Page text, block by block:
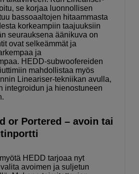
se korjaa luonnollisen
bassoaaltojen hitaammasta
korkeampiin taajuuksiin
seurauksena äänikuva on
ovat selkeämmät ja
ja
HEDD-subwoofereiden
mahdollistaa myös
Lineariser-tekniikan avulla,
integroidun ja hienostuneen
or Portered – avoin tai
HEDD tarjoaa nyt
avoimen ja suljetun